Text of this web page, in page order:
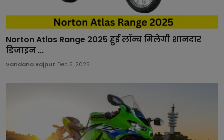
Norton Atlas Range 2025 हुई लॉन्च मिलेगी शानदार
डिजाइन ...
Vandana Rajput Dec 5, 2025